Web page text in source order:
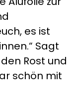
es ist
Sagt
Rost und
schön mit